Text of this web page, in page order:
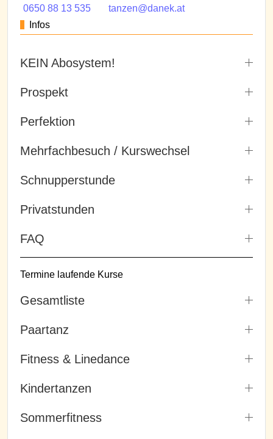
0650 88 13 535
tanzen@danek.at
Infos
KEIN Abosystem!
Prospekt
Perfektion
Mehrfachbesuch / Kurswechsel
Schnupperstunde
Privatstunden
FAQ
Termine laufende Kurse
Gesamtliste
Paartanz
Fitness & Linedance
Kindertanzen
Sommerfitness